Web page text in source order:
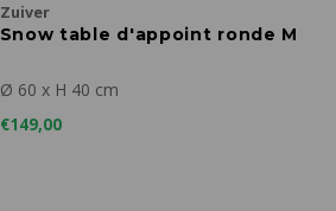
Zuiver
Snow table d'appoint ronde M
Ø 60 x H 40 cm
€149,00